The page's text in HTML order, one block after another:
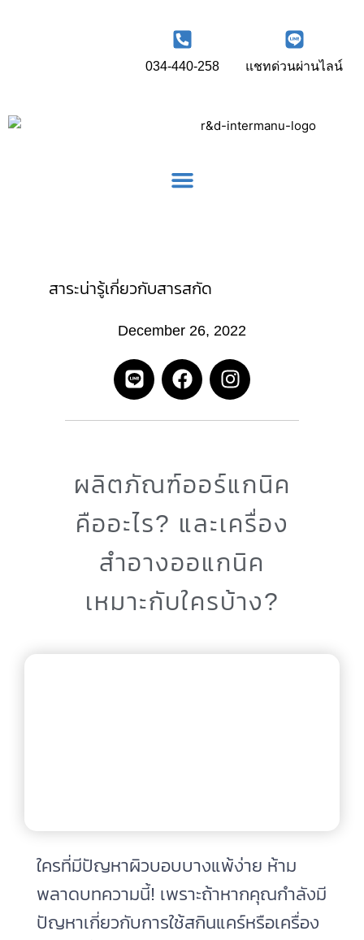
034-440-258 แชทด่วนผ่านไลน์
สาระน่ารู้เกี่ยวกับสารสกัด
December 26, 2022
ผลิตภัณฑ์ออร์แกนิค
คืออะไร? และเครื่อง
สําอางออแกนิค
เหมาะกับใครบ้าง?
ใครที่มีปัญหาผิวบอบบางแพ้ง่าย ห้าม
พลาดบทความนี้! เพราะถ้าหากคุณกำลังมี
ปัญหาเกี่ยวกับการใช้สกินแคร์หรือเครื่อง